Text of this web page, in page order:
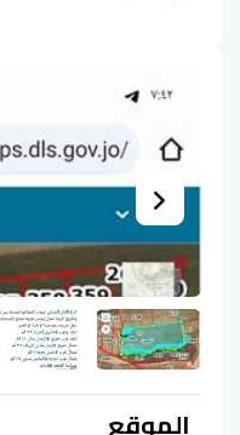
الموقع